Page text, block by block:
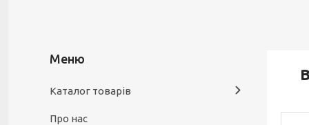
Каталог товарів
Про нас